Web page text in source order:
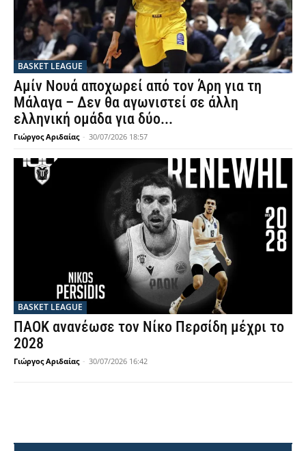
BASKET LEAGUE
Αμίν Νουά αποχωρεί από τον Άρη για τη
Μάλαγα – Δεν θα αγωνιστεί σε άλλη
ελληνική ομάδα για δύο...
Γιώργος Αριδαίας - 30/07/2026 18:57
BASKET LEAGUE
ΠΑΟΚ ανανέωσε τον Νίκο Περσίδη μέχρι το
2028
Γιώργος Αριδαίας - 30/07/2026 16:42